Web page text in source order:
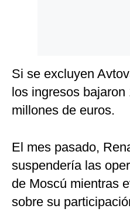
Si se excluyen
los ingresos bajaron
millones de euros.
El mes pasado,
suspendería las
de Moscú mientras
sobre su